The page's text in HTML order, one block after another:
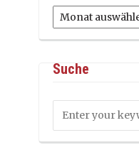
Archiv
Suche